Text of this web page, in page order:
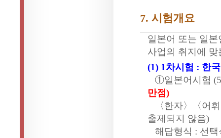
7. 시험개요
일본어 또는 일
사업의 취지에
(1) 1차시험 : 한
①일본어시험
만점)
〈한자〉〈어
출제되지 않음)
해답형식 : 선택